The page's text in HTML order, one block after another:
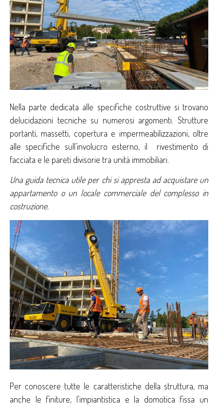
Nella parte dedicata alle specifiche costruttive si trovano
delucidazioni tecniche su numerosi argomenti. Strutture
portanti, massetti, copertura e impermeabilizzazioni, oltre
alle specifiche sull’involucro esterno, il rivestimento di
facciata e le pareti divisorie tra unità immobiliari.
Una guida tecnica utile per chi si appresta ad acquistare un
appartamento o un locale commerciale del complesso in
costruzione.
Per conoscere tutte le caratteristiche della struttura, ma
anche le finiture, l’impiantistica e la domotica fissa un